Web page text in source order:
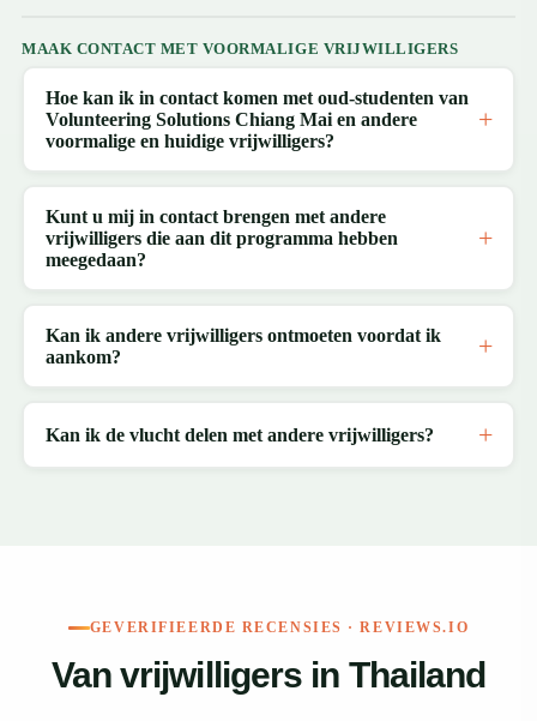
MAAK CONTACT MET VOORMALIGE VRIJWILLIGERS
Hoe kan ik in contact komen met oud-studenten van
Volunteering Solutions Chiang Mai en andere
voormalige en huidige vrijwilligers?
Kunt u mij in contact brengen met andere
vrijwilligers die aan dit programma hebben
meegedaan?
Kan ik andere vrijwilligers ontmoeten voordat ik
aankom?
Kan ik de vlucht delen met andere vrijwilligers?
GEVERIFIEERDE RECENSIES · REVIEWS.IO
Van vrijwilligers in Thailand